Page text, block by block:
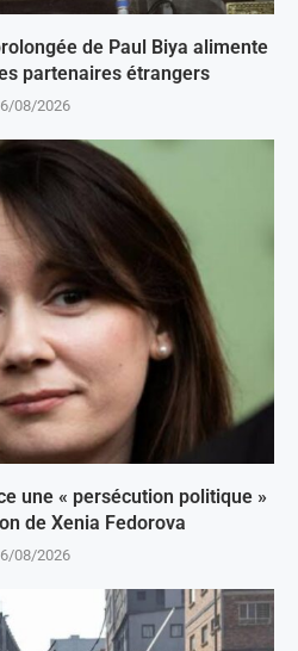
de Paul Biya alimente
partenaires étrangers
08/2026
une « persécution politique »
de Xenia Fedorova
08/2026